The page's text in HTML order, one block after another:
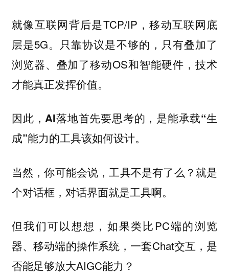
就像互联网背后是TCP/IP，移动互联网底
层是5G。只靠协议是不够的，只有叠加了
浏览器、叠加了移动OS和智能硬件，技术
才能真正发挥价值。
因此，AI落地首先要思考的，是能承载“生
成”能力的工具该如何设计。
当然，你可能会说，工具不是有了么？就是
个对话框，对话界面就是工具啊。
但我们可以想想，如果类比PC端的浏览
器、移动端的操作系统，一套Chat交互，是
否能足够放大AIGC能力？